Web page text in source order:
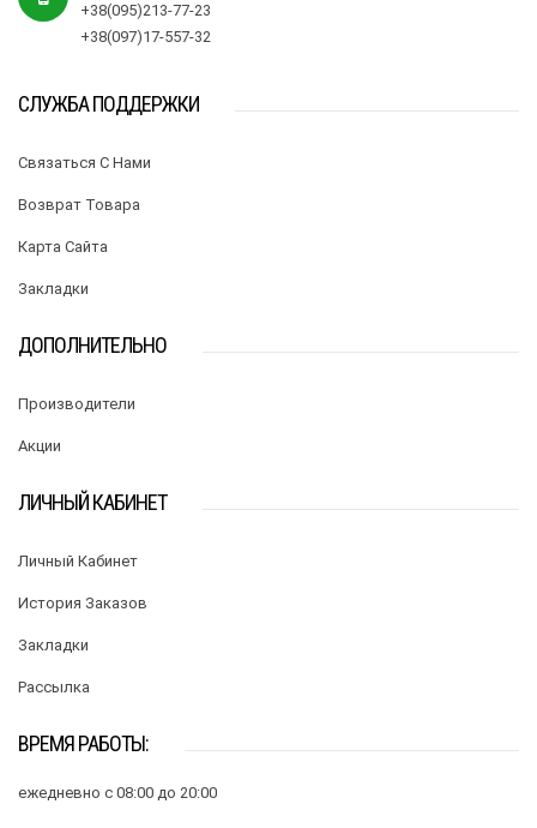
+38(095)213-77-23
+38(097)17-557-32
СЛУЖБА ПОДДЕРЖКИ
Связаться С Нами
Возврат Товара
Карта Сайта
Закладки
ДОПОЛНИТЕЛЬНО
Производители
Акции
ЛИЧНЫЙ КАБИНЕТ
Личный Кабинет
История Заказов
Закладки
Рассылка
ВРЕМЯ РАБОТЫ:
ежедневно с 08:00 до 20:00